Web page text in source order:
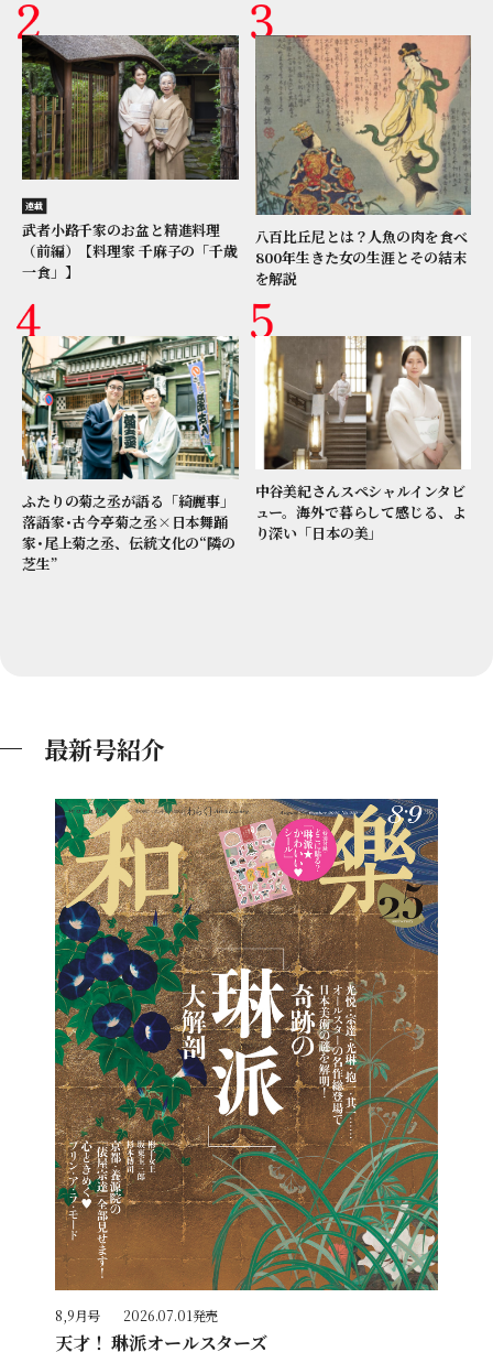
連載
武者小路千家のお盆と精進料理
（前編）【料理家 千麻子の「千歳
一食」】
八百比丘尼とは？人魚の肉を食べ
800年生きた女の生涯とその結末
を解説
ふたりの菊之丞が語る「綺麗事」
落語家･古今亭菊之丞×日本舞踊
家･尾上菊之丞、伝統文化の“隣の
芝生”
中谷美紀さんスペシャルインタビ
ュー。海外で暮らして感じる、よ
り深い「日本の美」
最新号紹介
8,9月号 2026.07.01発売
天才！ 琳派オールスターズ